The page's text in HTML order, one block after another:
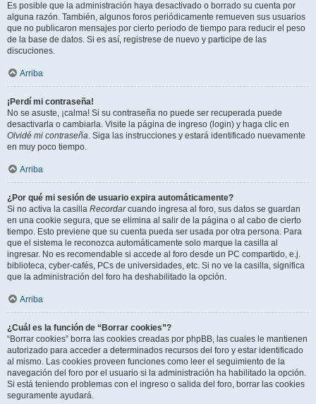
Es posible que la administración haya desactivado o borrado su cuenta por
alguna razón. También, algunos foros periódicamente remueven sus usuarios
que no publicaron mensajes por cierto periodo de tiempo para reducir el peso
de la base de datos. Si es así, registrese de nuevo y participe de las
discuciones.
Arriba
¡Perdí mi contraseña!
No se asuste, ¡calma! Si su contraseña no puede ser recuperada puede
desactivarla o cambiarla. Visite la página de ingreso (login) y haga clic en
Olvidé mi contraseña. Siga las instrucciones y estará identificado nuevamente
en muy poco tiempo.
Arriba
¿Por qué mi sesión de usuario expira automáticamente?
Si no activa la casilla Recordarcuando ingresa al foro, sus datos se guardan
en una cookie segura, que se elimina al salir de la página o al cabo de cierto
tiempo. Esto previene que su cuenta pueda ser usada por otra persona. Para
que el sistema le reconozca automáticamente solo marque la casilla al
ingresar. No es recomendable si accede al foro desde un PC compartido, e.j.
biblioteca, cyber-cafés, PCs de universidades, etc. Si no ve la casilla, significa
que la administración del foro ha deshabilitado la opción.
Arriba
¿Cuál es la función de “Borrar cookies”?
“Borrar cookies” borra las cookies creadas por phpBB, las cuales le mantienen
autorizado para acceder a determinados recursos del foro y estar identificado
al mismo. Las cookies proveen funciones como leer el seguimiento de la
navegación del foro por el usuario si la administración ha habilitado la opción.
Si está teniendo problemas con el ingreso o salida del foro, borrar las cookies
seguramente ayudará.